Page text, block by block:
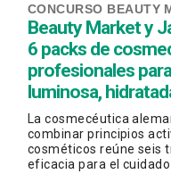
CONCURSO BEAUTY
Beauty Market y
6 packs de
profesionales
luminosa,
La cosmecéutica
combinar principios
cosméticos reúne seis
eficacia para el